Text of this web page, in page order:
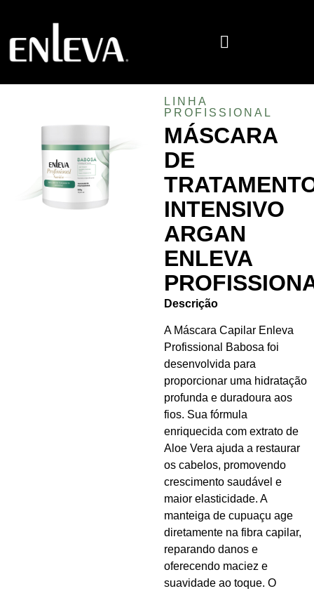
LINHA
PROFISSIONAL
MÁSCARA
DE
INTENSIVO
ARGAN
ENLEVA
Descrição
A Máscara Capilar Enleva
Profissional Babosa foi
desenvolvida para
proporcionar uma hidratação
profunda e duradoura aos
fios. Sua fórmula
enriquecida com extrato de
Aloe Vera ajuda a restaurar
os cabelos, promovendo
crescimento saudável e
maior elasticidade. A
manteiga de cupuaçu age
diretamente na fibra capilar,
reparando danos e
oferecendo maciez e
suavidade ao toque. O